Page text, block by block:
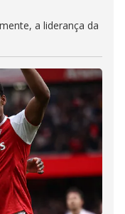
a liderança da